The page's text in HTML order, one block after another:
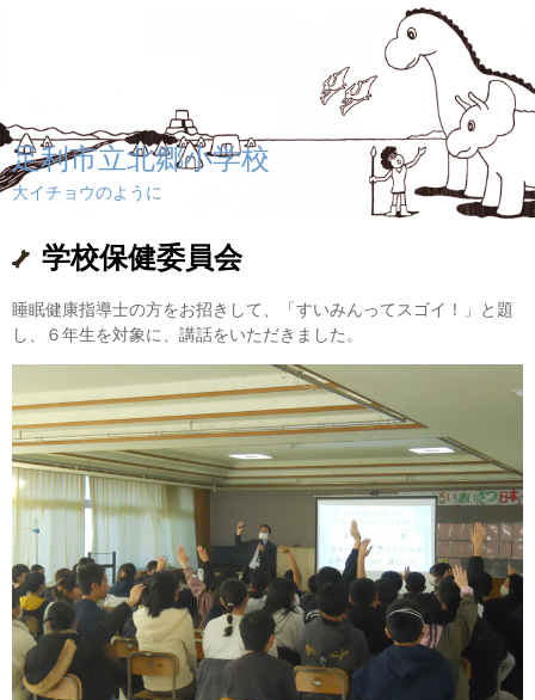
足利市立北郷小学校
大イチョウのように
学校保健委員会
睡眠健康指導士の方をお招きして、「すいみんってスゴイ！」と題
し、６年生を対象に、講話をいただきました。